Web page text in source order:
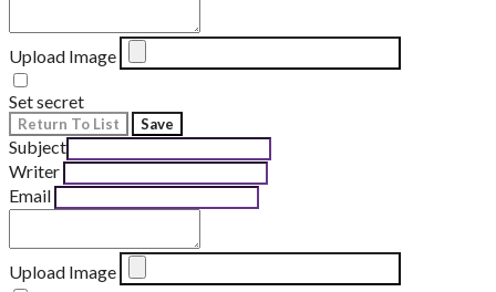
Upload Image
Set secret
Return To List Save
Subject
Writer
Email
Upload Image